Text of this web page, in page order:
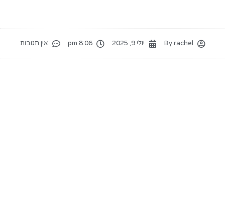
Byrachel יולי 9, 2025 8:06 pm אין תגובות